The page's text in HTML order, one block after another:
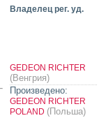
Владелец рег. уд.
GEDEON RICHTER
(Венгрия)
Произведено:
GEDEON RICHTER
POLAND (Польша)